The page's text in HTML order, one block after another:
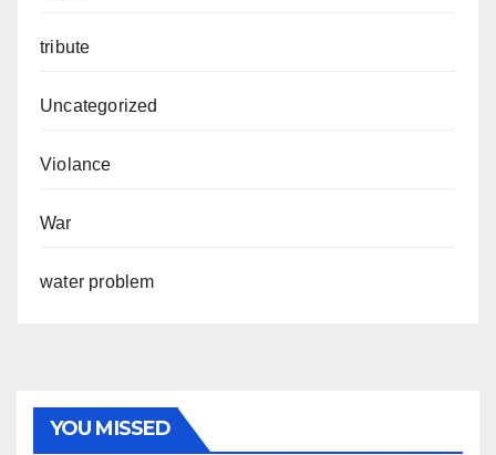
tribute
Uncategorized
Violance
War
water problem
YOU MISSED